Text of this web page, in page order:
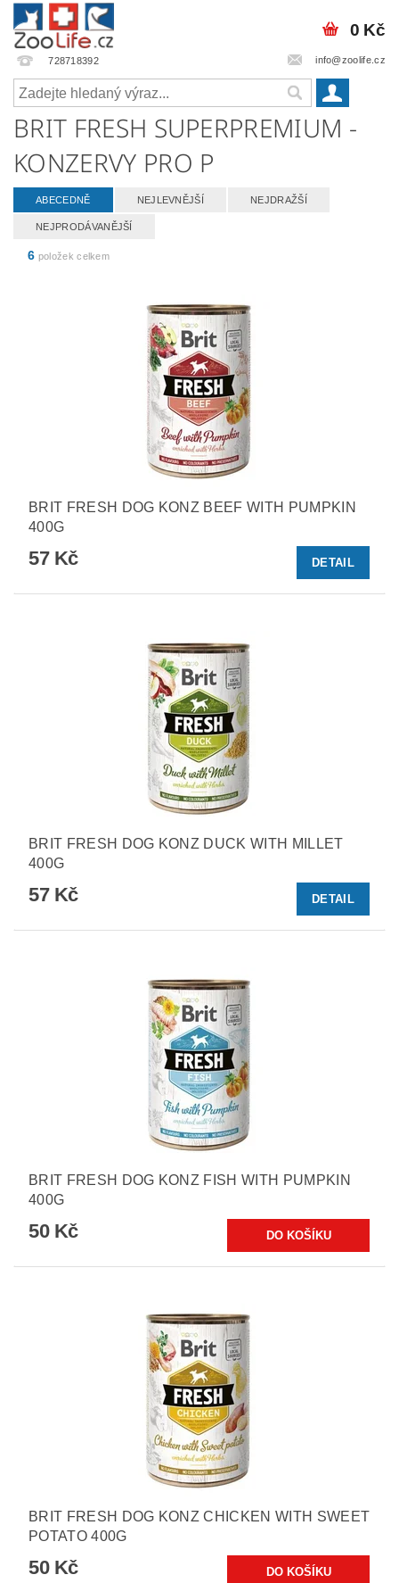
728718392 info@zoolife.cz
0 Kč
BRIT FRESH SUPERPREMIUM -
KONZERVY PRO P
ABECEDNĚ NEJLEVNĚJŠÍ NEJDRAŽŠÍ
NEJPRODÁVANĚJŠÍ
6 položek celkem
BRIT FRESH DOG KONZ BEEF WITH PUMPKIN
400G
57 Kč DETAIL
BRIT FRESH DOG KONZ DUCK WITH MILLET
400G
57 Kč DETAIL
BRIT FRESH DOG KONZ FISH WITH PUMPKIN
400G
50 Kč
BRIT FRESH DOG KONZ CHICKEN WITH SWEET
POTATO 400G
50 Kč